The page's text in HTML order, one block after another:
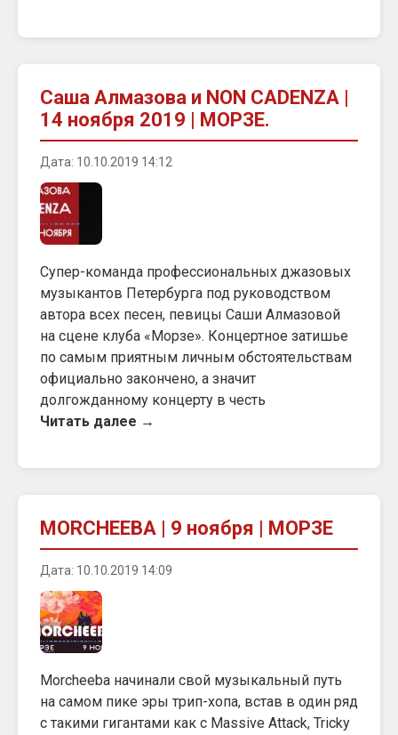
Саша Алмазова и NON CADENZA |
14 ноября 2019 | МОРЗЕ.
Дата: 10.10.2019 14:12
Cупер-команда профессиональных джазовых
музыкантов Петербурга под руководством
автора всех песен, певицы Саши Алмазовой
на сцене клуба «Морзе». Концертное затишье
по самым приятным личным обстоятельствам
официально закончено, а значит
долгожданному концерту в честь
Читать далее →
MORCHEEBA | 9 ноября | МОРЗЕ
Дата: 10.10.2019 14:09
Morcheeba начинали свой музыкальный путь
на самом пике эры трип-хопа, встав в один ряд
с такими гигантами как с Massive Attack, Tricky